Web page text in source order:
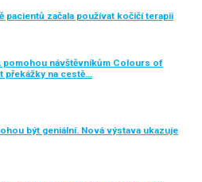
pacientů začala používat kočičí terapii
pomohou návštěvníkům Colours of
překážky na cestě…
být geniální. Nová výstava ukazuje